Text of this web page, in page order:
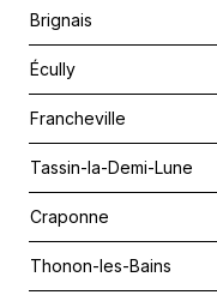
Brignais
Écully
Francheville
Tassin-la-Demi-Lune
Craponne
Thonon-les-Bains